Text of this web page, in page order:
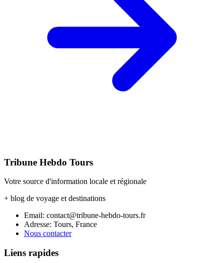
Tribune Hebdo Tours
Votre source d'information locale et régionale
+ blog de voyage et destinations
Email: contact@tribune-hebdo-tours.fr
Adresse: Tours, France
Nous contacter
Liens rapides